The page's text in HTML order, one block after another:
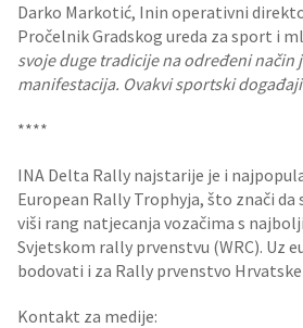
Darko Markotić, Inin operativni
Pročelnik Gradskog ureda za sport i
svoje duge tradicije na određeni
manifestacija. Ovakvi sportski
****
INA Delta Rally najstarije je i
European Rally Trophyja, što znači
viši rang natjecanja vozačima s
Svjetskom rally prvenstvu (WRC). Uz
bodovati i za Rally prvenstvo
Kontakt za medije: